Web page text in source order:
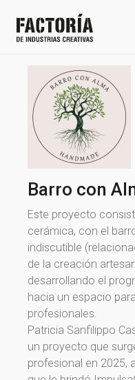
Barro con
Este proyecto
cerámica, con el
indiscutible
de la creación
desarrollando el
hacia un espacio
profesionales.
Patricia Sanfilippo
un proyecto que
profesional en 2025,